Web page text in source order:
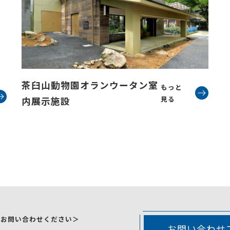
茶臼山動物園オランウータン室
内展示施設
もっと
見る
問い合わせください＞